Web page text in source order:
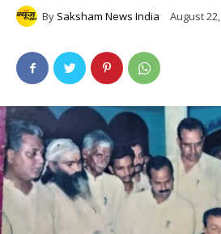
By Saksham News India August